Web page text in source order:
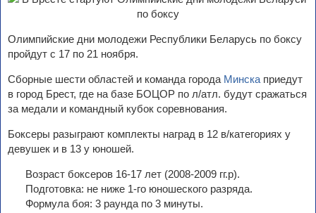
Олимпийские дни молодежи Республики Беларусь по боксу
пройдут с 17 по 21 ноября.
Сборные шести областей и команда города Минска приедут
в город Брест, где на базе БОЦОР по л/атл. будут сражаться
за медали и командный кубок соревнования.
Боксеры разыграют комплекты наград в 12 в/категориях у
девушек и в 13 у юношей.
Возраст боксеров 16-17 лет (2008-2009 гг.р).
Подготовка: не ниже 1-го юношеского разряда.
Формула боя: 3 раунда по 3 минуты.